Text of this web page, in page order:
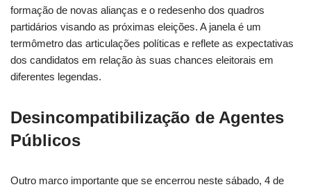
formação de novas alianças e o redesenho dos quadros
partidários visando as próximas eleições. A janela é um
termômetro das articulações políticas e reflete as expectativas
dos candidatos em relação às suas chances eleitorais em
diferentes legendas.
Desincompatibilização de Agentes
Públicos
Outro marco importante que se encerrou neste sábado, 4 de